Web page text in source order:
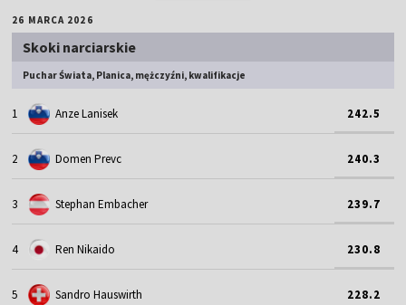
26 MARCA 2026
Skoki narciarskie
Puchar Świata, Planica, mężczyźni, kwalifikacje
1 Anze Lanisek 242.5
2 Domen Prevc 240.3
3 Stephan Embacher 239.7
4 Ren Nikaido 230.8
5 Sandro Hauswirth 228.2